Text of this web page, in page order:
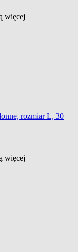
więcej
rozmiar L, 30
więcej